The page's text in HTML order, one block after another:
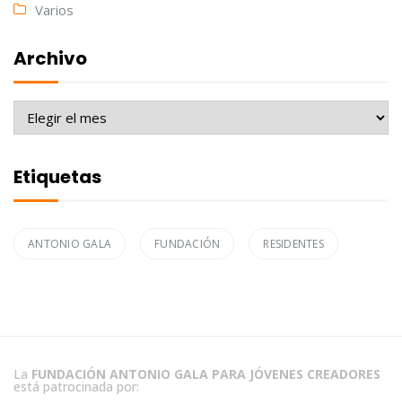
Varios
Archivo
Archivo
Etiquetas
ANTONIO GALA FUNDACIÓN RESIDENTES
La FUNDACIÓN ANTONIO GALA PARA JÓVENES CREADORES
está patrocinada por: